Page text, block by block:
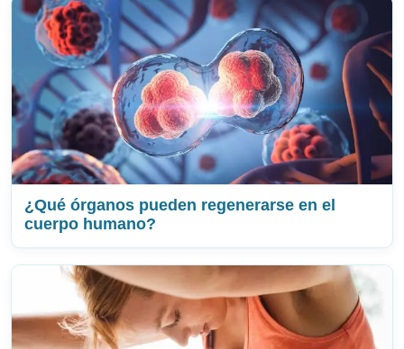
¿Qué órganos pueden regenerarse en el
cuerpo humano?